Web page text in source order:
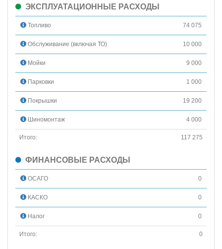
ЭКСПЛУАТАЦИОННЫЕ РАСХОДЫ
Топливо 74 075
Обслуживание (включая ТО) 10 000
Мойки 9 000
Парковки 1 000
Покрышки 19 200
Шиномонтаж 4 000
Итого: 117 275
ФИНАНСОВЫЕ РАСХОДЫ
ОСАГО 0
КАСКО 0
Налог 0
Итого: 0